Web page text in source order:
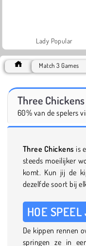
Lady Popular
Match 3 Games
Three Chickens
60% van de spelers
Three Chickens is
steeds moeilijker
komt. Kun jij de
dezelfde soort bij
HOE
De kippen rennen
springen ze in